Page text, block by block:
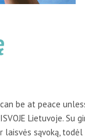
be at peace
Lietuvoje. Su
laisvės sąvoką,